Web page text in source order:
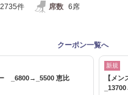
2735件 席数 6席
クーポン一覧へ
ー _6800→_5500 恵比
新規
【メ